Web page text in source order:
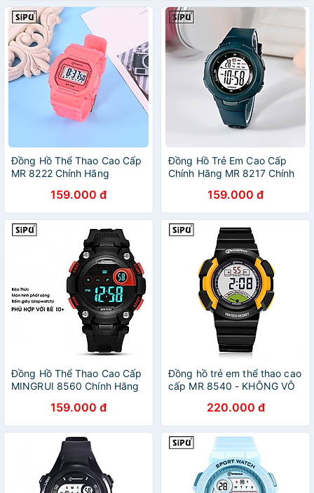
Đồng Hồ Thể Thao Cao Cấp
MR 8222 Chính Hãng
Điện Tử Dành Cho Bé Trai Bé
Gái
159.000 đ
Đồng Hồ Trẻ Em Cao Cấp
Chính Hãng MR 8217 Chính
Hồ Điện Tử Thể Thao Cho Bé
Trai Bé Gái
159.000 đ
Đồng Hồ Thể Thao Cao Cấp
MINGRUI 8560 Chính Hãng
Cho Bé Trai Bé Gái
159.000 đ
Đồng hồ trẻ em thể thao cao
cấp MR 8540 - KHÔNG VÔ
220.000 đ